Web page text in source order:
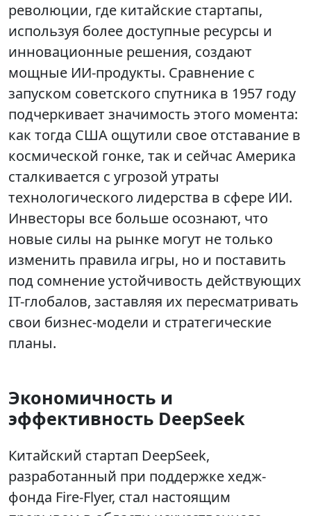
революции, где китайские стартапы,
используя более доступные ресурсы и
инновационные решения, создают
мощные ИИ-продукты. Сравнение с
запуском советского спутника в 1957 году
подчеркивает значимость этого момента:
как тогда США ощутили свое отставание в
космической гонке, так и сейчас Америка
сталкивается с угрозой утраты
технологического лидерства в сфере ИИ.
Инвесторы все больше осознают, что
новые силы на рынке могут не только
изменить правила игры, но и поставить
под сомнение устойчивость действующих
IT-глобалов, заставляя их пересматривать
свои бизнес-модели и стратегические
планы.
Экономичность и
эффективность DeepSeek
Китайский стартап DeepSeek,
разработанный при поддержке хедж-
фонда Fire-Flyer, стал настоящим